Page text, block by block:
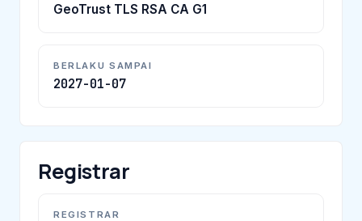
GeoTrust TLS RSA CA G1
BERLAKU SAMPAI
2027-01-07
Registrar
REGISTRAR